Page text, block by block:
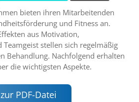
bieten ihren Mitarbeitenden
und Fitness an.
aus Motivation,
Teamgeist stellen sich regelmäßig
Behandlung. Nachfolgend erhalten
die wichtigsten Aspekte.
zur PDF-Datei